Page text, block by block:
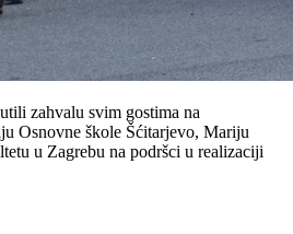
zahvalu svim gostima na
Osnovne škole Šćitarjevo, Mariju
u Zagrebu na podršci u realizaciji